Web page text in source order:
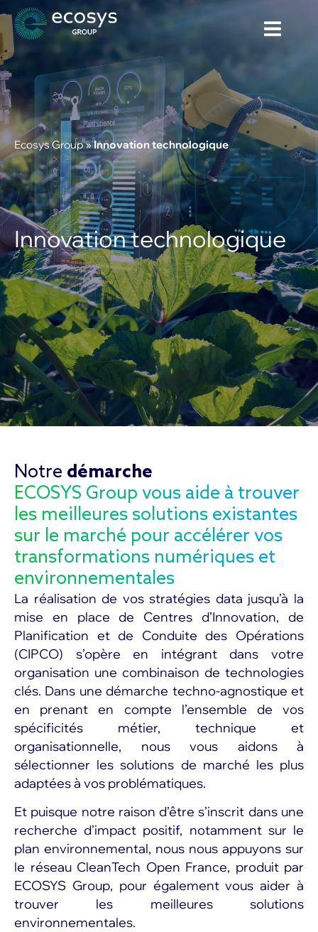
Ecosys Group»Innovation technologique
Innovation technologique
Notre démarche
ECOSYS Group vous aide à trouver
les meilleures solutions existantes
sur le marché pour accélérer vos
transformations numériques et
environnementales
La réalisation de vos stratégies data jusqu’à la
mise en place de Centres d’Innovation, de
Planification et de Conduite des Opérations
(CIPCO) s’opère en intégrant dans votre
organisation une combinaison de technologies
clés. Dans une démarche techno-agnostique et
en prenant en compte l’ensemble de vos
spécificités métier, technique et
organisationnelle, nous vous aidons à
sélectionner les solutions de marché les plus
adaptées à vos problématiques.
Et puisque notre raison d’être s’inscrit dans une
recherche d’impact positif, notamment sur le
plan environnemental, nous nous appuyons sur
le réseau CleanTech Open France, produit par
ECOSYS Group, pour également vous aider à
trouver les meilleures solutions
environnementales.